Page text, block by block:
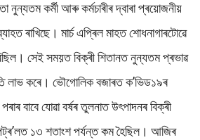
কৰ্মী আৰু কৰ্মচাৰীৰ দ্বাৰা প্ৰয়োজনীয়
ৰাখিছে। মাৰ্চ এপ্ৰিল মাহত শোধনাগাৰটোৱে
সেই সময়ত বিক্ৰী শিতানত নুন্যতম প্ৰভাৱ
লাভ কৰে। ভৌগোলিক বজাৰত ক’ভিড১৯ৰ
বাবে যোৱা বৰ্ষৰ তুলনাত উৎপাদনৰ বিক্ৰী
১৩ শতাংশ পৰ্যন্ত কম হৈছিল। আজিৰ